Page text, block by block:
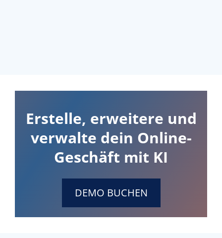
Erstelle, erweitere und
verwalte dein Online-
Geschäft mit KI
DEMO BUCHEN